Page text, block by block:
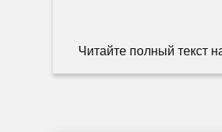
Читайте полный текст